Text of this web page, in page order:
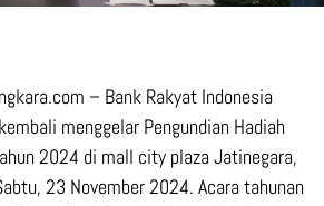
– Bank Rakyat Indonesia
menggelar Pengundian Hadiah
2024 di mall city plaza Jatinegara,
23 November 2024. Acara tahunan